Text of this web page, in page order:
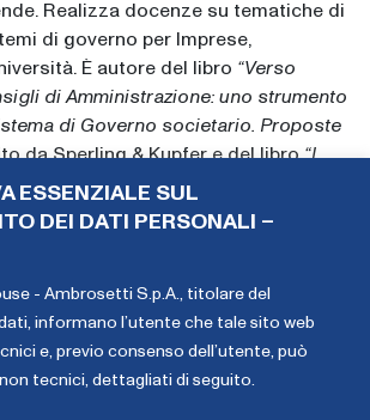
ESSENZIALE SUL
DEI DATI PERSONALI –
- Ambrosetti S.p.A., titolare del
informano l’utente che tale sito web
e, previo consenso dell’utente, può
tecnici, dettagliati di seguito
Realizza docenze su tematiche di
di governo per Imprese,
È autore del libro “Verso
di Amministrazione: uno strumento
di Governo societario. Proposte
da Sperling & Kupfer e del libro“I
della Gestione Strategica – I
Impresa”, edito da IPSOA. Ha
a presiedere importanti
dei Sistemi di Governo in
,“Cashless Society”, solo per
della carriera, prima di The
Ambrosetti, ha lavorato in Finanza